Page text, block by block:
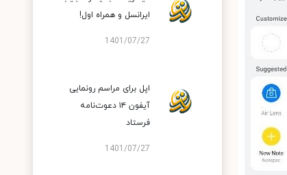
ایرانسل و همراه اول!
1401/07/27
اپل برای مراسم رونمایی
آیفون ۱۴ دعوت‌نامه
فرستاد
1401/07/27